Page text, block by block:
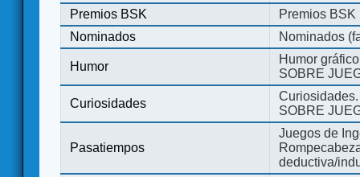
Premios BSK
Premios BSK
Nominados
Nominados
Humor
Humor
SOBRE
Curiosidades
SOBRE
Pasatiempos
Juegos de
deductiva/